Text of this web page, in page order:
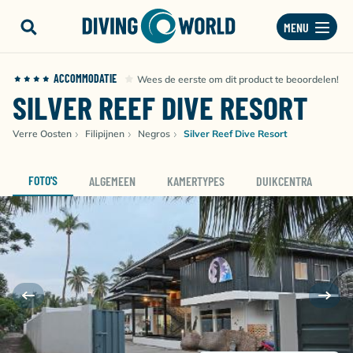
MENU
ACCOMMODATIE Wees de eerste om dit product te beoordelen!
SILVER REEF DIVE RESORT
Verre Oosten Filipijnen Negros Silver Reef Dive Resort
FOTO'S ALGEMEEN KAMERTYPES DUIKCENTRA